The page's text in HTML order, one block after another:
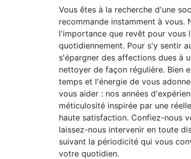
Vous êtes à la recherche d'une
recommande instamment à
l'importance que revêt pour vous
quotidiennement. Pour s'y sentir
s'épargner des affections dues à
nettoyer de façon régulière. Bien
temps et l'énergie de vous
vous aider : nos années
méticulosité inspirée par une
haute satisfaction. Confiez-nous
laissez-nous intervenir en toute
suivant la périodicité qui vous
votre quotidien.